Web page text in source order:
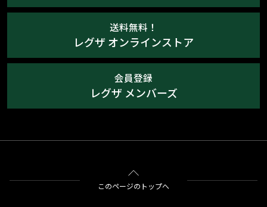
送料無料！
レグザ オンラインストア
会員登録
レグザ メンバーズ
このページのトップへ